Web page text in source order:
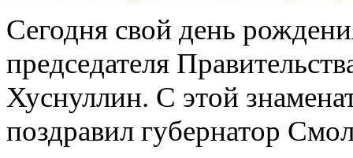
Сегодня свой день
председателя
Хуснуллин. С этой
поздравил губернатор